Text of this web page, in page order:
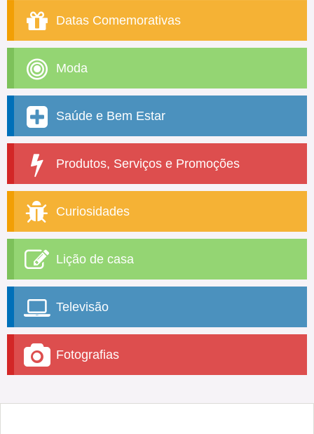
Datas Comemorativas
Moda
Saúde e Bem Estar
Produtos, Serviços e Promoções
Curiosidades
Lição de casa
Televisão
Fotografias